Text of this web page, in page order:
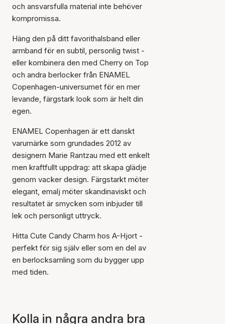
Artikeln har lagts till i
korgen
och ansvarsfulla material inte behöver
kompromissa.
Häng den på ditt favorithalsband eller
armband för en subtil, personlig twist -
eller kombinera den med Cherry on Top
och andra berlocker från ENAMEL
Copenhagen-universumet för en mer
levande, färgstark look som är helt din
egen.
ENAMEL Copenhagen är ett danskt
varumärke som grundades 2012 av
designern Marie Rantzau med ett enkelt
men kraftfullt uppdrag: att skapa glädje
genom vacker design. Färgstarkt möter
elegant, emalj möter skandinaviskt och
resultatet är smycken som inbjuder till
lek och personligt uttryck.
Hitta Cute Candy Charm hos A-Hjort -
perfekt för sig själv eller som en del av
en berlocksamling som du bygger upp
med tiden.
Kolla in några andra bra